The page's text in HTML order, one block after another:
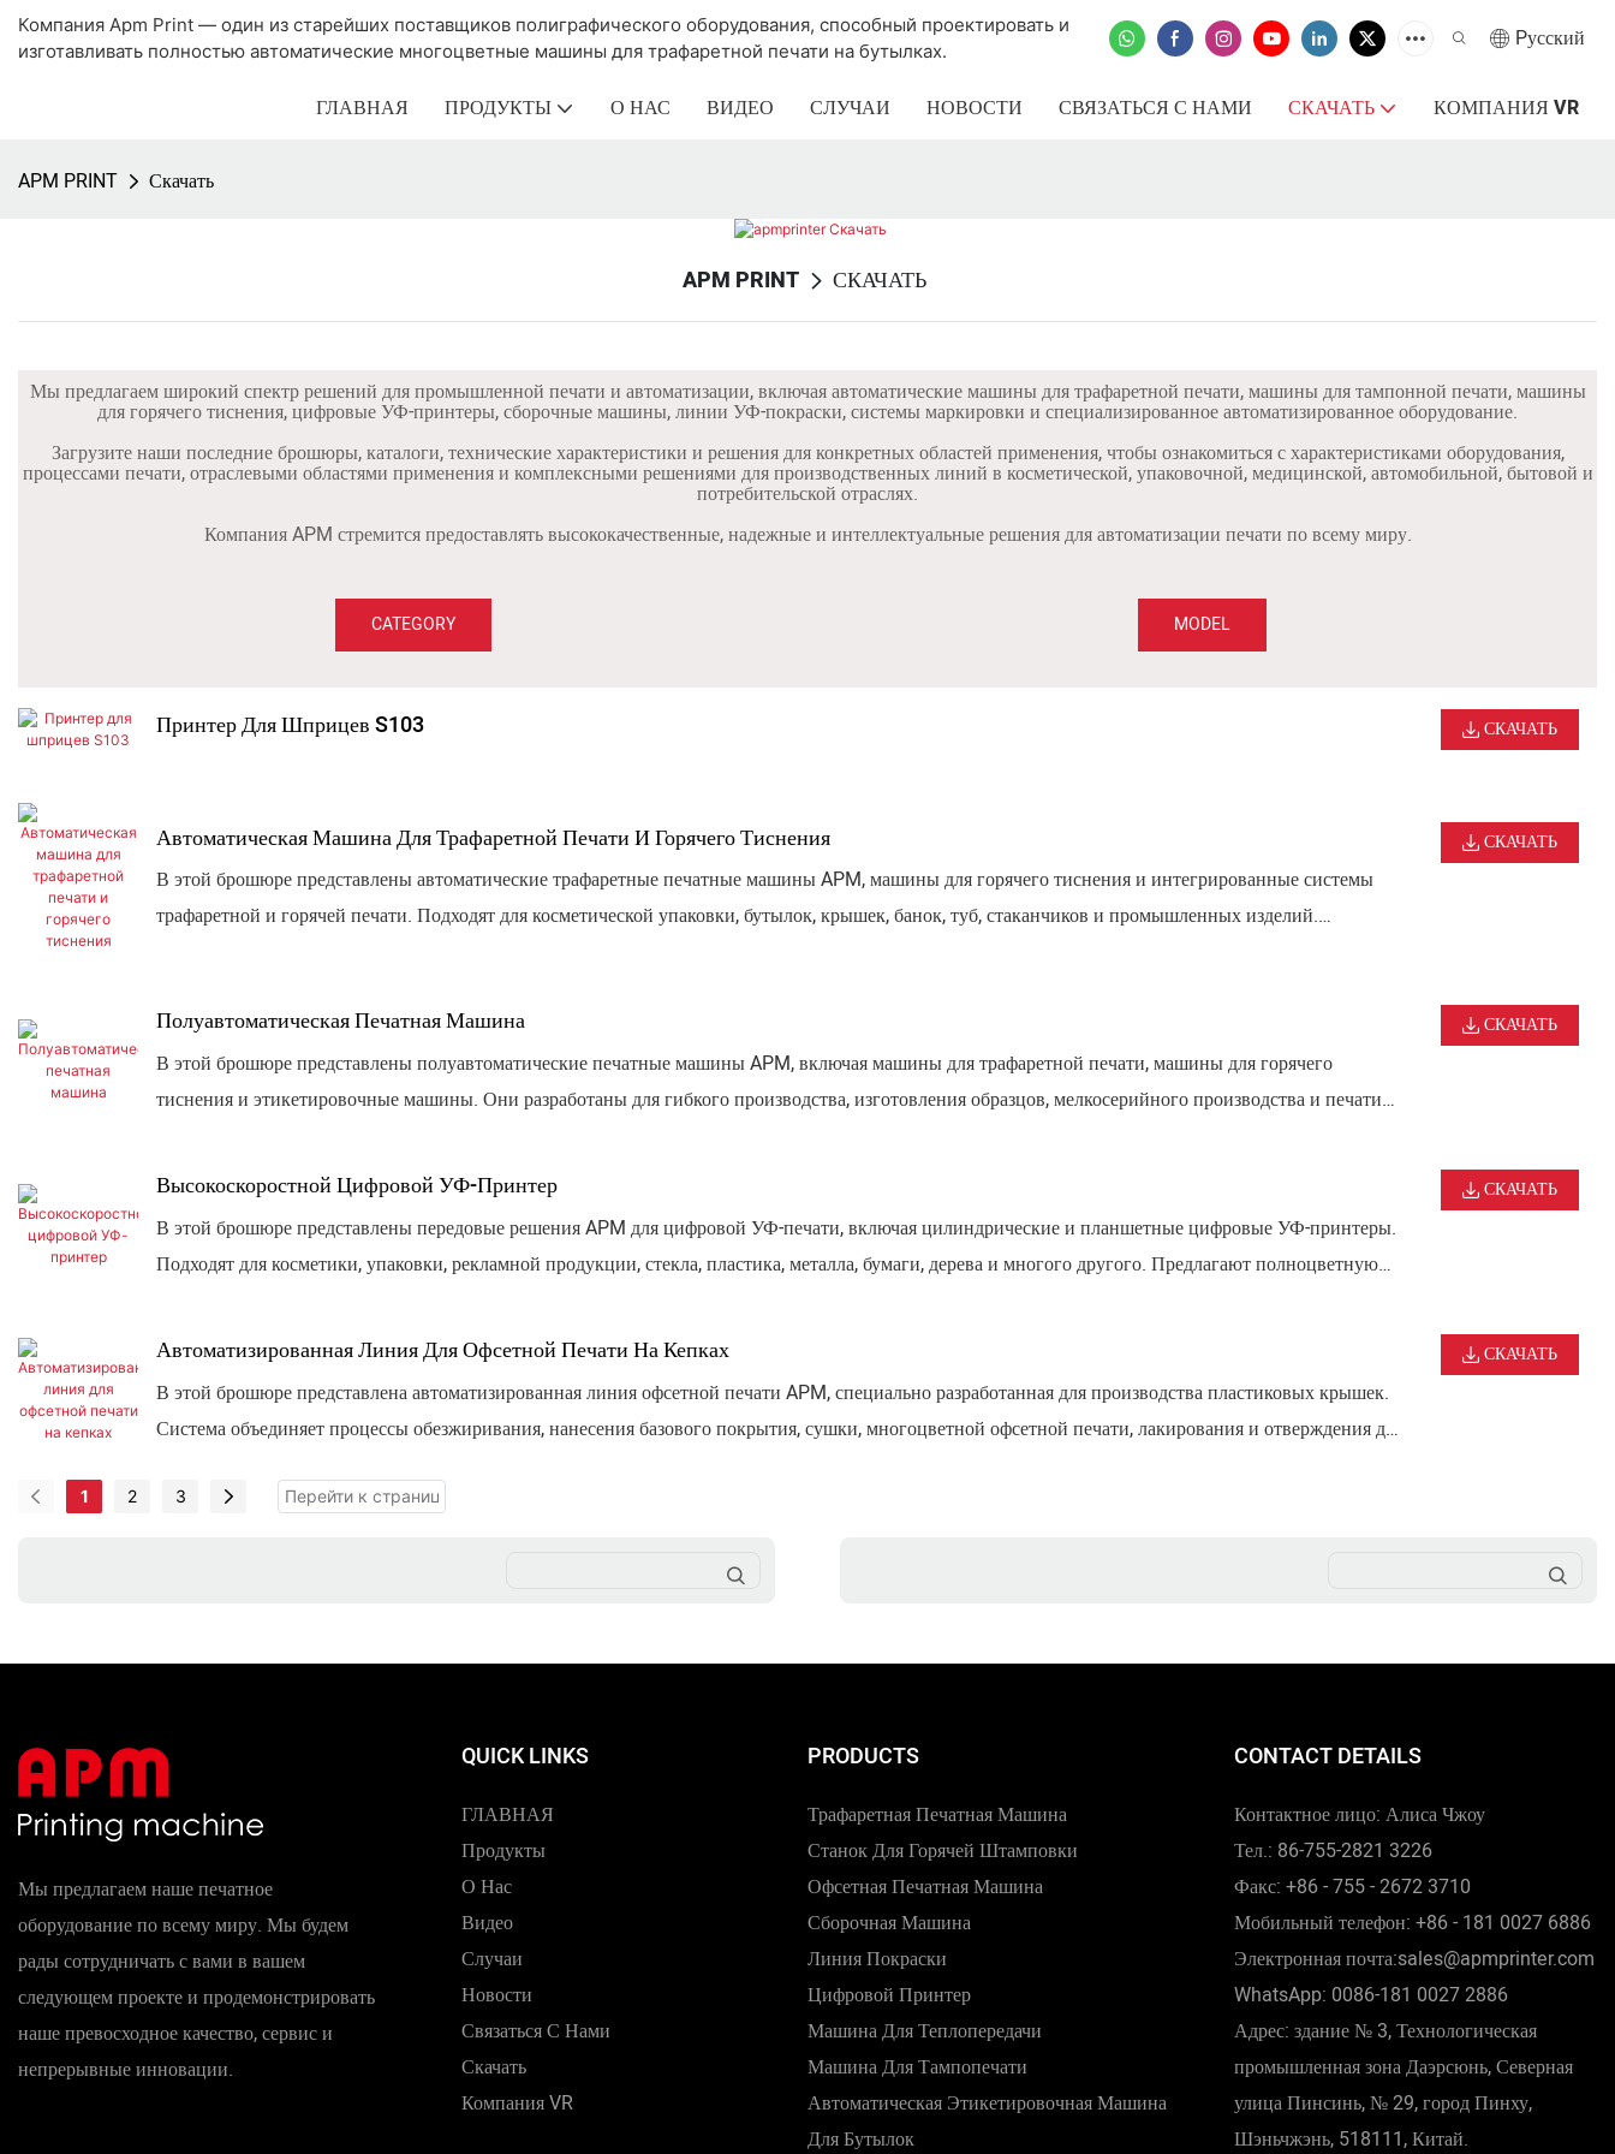
Компания Apm Print — один из старейших поставщиков полиграфического оборудования, способный проектировать и
изготавливать полностью автоматические многоцветные машины для трафаретной печати на бутылках.
Pусский
ГЛАВНАЯ ПРОДУКТЫ О НАС ВИДЕО СЛУЧАИ НОВОСТИ СВЯЗАТЬСЯ С НАМИ СКАЧАТЬ КОМПАНИЯ VR
APM PRINT Скачать
APM PRINT СКАЧАТЬ
Мы предлагаем широкий спектр решений для промышленной печати и автоматизации, включая автоматические машины для трафаретной печати, машины для тампонной печати, машины
для горячего тиснения, цифровые УФ-принтеры, сборочные машины, линии УФ-покраски, системы маркировки и специализированное автоматизированное оборудование.
Загрузите наши последние брошюры, каталоги, технические характеристики и решения для конкретных областей применения, чтобы ознакомиться с характеристиками оборудования,
процессами печати, отраслевыми областями применения и комплексными решениями для производственных линий в косметической, упаковочной, медицинской, автомобильной, бытовой и
потребительской отраслях.
Компания APM стремится предоставлять высококачественные, надежные и интеллектуальные решения для автоматизации печати по всему миру.
CATEGORY MODEL
Принтер Для Шприцев S103 СКАЧАТЬ
Автоматическая Машина Для Трафаретной Печати И Горячего Тиснения
В этой брошюре представлены автоматические трафаретные печатные машины APM, машины для горячего тиснения и интегрированные системы
трафаретной и горячей печати. ​​Подходят для косметической упаковки, бутылок, крышек, банок, туб, стаканчиков и промышленных изделий.
СКАЧАТЬ
Полуавтоматическая Печатная Машина
В этой брошюре представлены полуавтоматические печатные машины APM, включая машины для трафаретной печати, машины для горячего
тиснения и этикетировочные машины. Они разработаны для гибкого производства, изготовления образцов, мелкосерийного производства и печати
СКАЧАТЬ
Высокоскоростной Цифровой УФ-Принтер
В этой брошюре представлены передовые решения APM для цифровой УФ-печати, включая цилиндрические и планшетные цифровые УФ-принтеры.
Подходят для косметики, упаковки, рекламной продукции, стекла, пластика, металла, бумаги, дерева и многого другого. Предлагают полноцветную
СКАЧАТЬ
Автоматизированная Линия Для Офсетной Печати На Кепках
В этой брошюре представлена ​​автоматизированная линия офсетной печати APM, специально разработанная для производства пластиковых крышек.
Система объединяет процессы обезжиривания, нанесения базового покрытия, сушки, многоцветной офсетной печати, лакирования и отверждения для
промышленных пластиковых укупорочных средств.
СКАЧАТЬ
1 2 3
Мы предлагаем наше печатное
оборудование по всему миру. Мы будем
рады сотрудничать с вами в вашем
следующем проекте и продемонстрировать
наше превосходное качество, сервис и
непрерывные инновации.
QUICK LINKS
ГЛАВНАЯ
Продукты
О Нас
Видео
Случаи
Новости
Связаться С Нами
Скачать
Компания VR
PRODUCTS
Трафаретная Печатная Машина
Станок Для Горячей Штамповки
Офсетная Печатная Машина
Сборочная Машина
Линия Покраски
Цифровой Принтер
Машина Для Теплопередачи
Машина Для Тампопечати
Автоматическая Этикетировочная Машина
Для Бутылок
CONTACT DETAILS
Контактное лицо: Алиса Чжоу
Тел.: 86-755-2821 3226
Факс: +86 - 755 - 2672 3710
Мобильный телефон: +86 - 181 0027 6886
Электронная почта:sales@apmprinter.com
WhatsApp: 0086-181 0027 2886
Адрес: здание № 3, Технологическая
промышленная зона Даэрсюнь, Северная
улица Пинсинь, № 29, город Пинху,
Шэньчжэнь, 518111, Китай.